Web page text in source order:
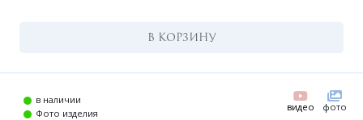
В КОРЗИНУ
в наличии
Фото изделия
видео фото